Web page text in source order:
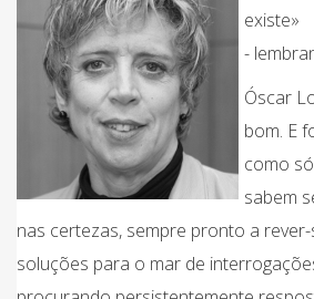
existe»
-
Óscar
bom. E
como
sabem
nas certezas, sempre pronto a
soluções para o mar de